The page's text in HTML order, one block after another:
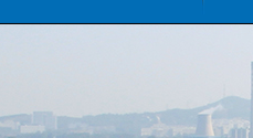
在线式手动清洗